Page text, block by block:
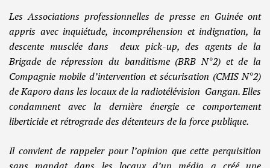
Les Associations professionnelles de presse en Guinée ont
appris avec inquiétude, incompréhension et indignation, la
descente musclée dans deux pick-up, des agents de la
Brigade de répression du banditisme (BRB N°2) et de la
Compagnie mobile d’intervention et sécurisation (CMIS N°2)
de Kaporo dans les locaux de la radiotélévision Gangan. Elles
condamnent avec la dernière énergie ce comportement
liberticide et rétrograde des détenteurs de la force publique.
Il convient de rappeler pour l’opinion que cette perquisition